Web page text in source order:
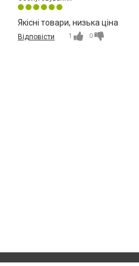
Якісні товари, низька ціна
Відповісти 1 0